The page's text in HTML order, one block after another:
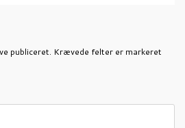
publiceret. Krævede felter er markeret